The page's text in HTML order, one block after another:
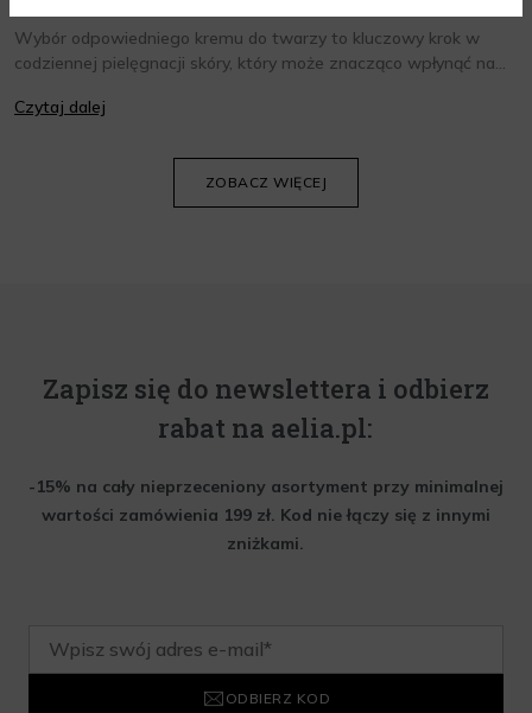
Wybór odpowiedniego kremu do twarzy to kluczowy krok w
codziennej pielęgnacji skóry, który może znacząco wpłynąć na
oraz wiedzieć, jak dopasować je do potrzeb własnej skóry.
Czytaj dalej
ZOBACZ WIĘCEJ
Zapisz się do newslettera i odbierz
rabat na aelia.pl:
-15% na cały nieprzeceniony asortyment przy minimalnej
wartości zamówienia 199 zł. Kod nie łączy się z innymi
zniżkami.
ODBIERZ KOD